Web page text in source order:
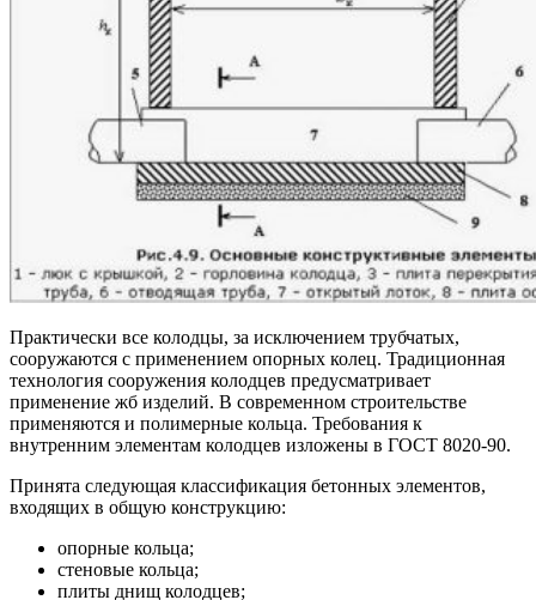
Практически все колодцы, за исключением трубчатых,
сооружаются с применением опорных колец. Традиционная
технология сооружения колодцев предусматривает
применение жб изделий. В современном строительстве
применяются и полимерные кольца. Требования к
внутренним элементам колодцев изложены в ГОСТ 8020-90.
Принята следующая классификация бетонных элементов,
входящих в общую конструкцию:
опорные кольца;
стеновые кольца;
плиты днищ колодцев;